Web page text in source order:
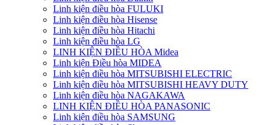
Linh kiện điều hòa FULUKI
Linh kiện điều hòa Hisense
Linh kiện điều hòa Hitachi
Linh kiện điều hòa LG
LINH KIỆN ĐIỀU HÒA Midea
Linh kiện Điều hòa MIDEA
Linh kiện điều hòa MITSUBISHI ELECTRIC
Linh kiện điều hòa MITSUBISHI HEAVY DUTY
Linh kiện điều hòa NAGAKAWA
LINH KIỆN ĐIỀU HÒA PANASONIC
Linh kiện điều hòa SAMSUNG